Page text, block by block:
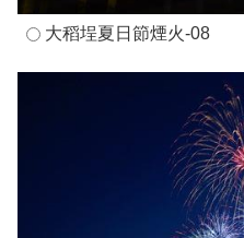
大稻埕夏日節煙火-08